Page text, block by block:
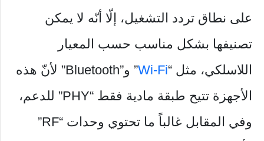
على نطاق تردد التشغيل، إلّا أنّه لا يمكن
تصنيفها بشكل مناسب حسب المعيار
اللاسلكي، مثل “Wi-Fi
” و”Bluetooth” لأنّ هذه
الأجهزة تتيح طبقة مادية فقط “PHY” للدعم،
وفي المقابل غالباً ما تحتوي وحدات “RF”